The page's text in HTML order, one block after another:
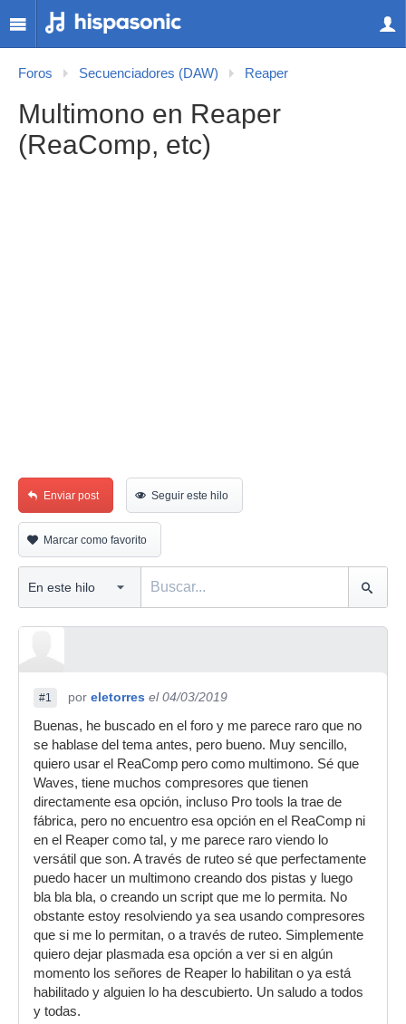
Foros Secuenciadores (DAW) Reaper
Multimono en Reaper
(ReaComp, etc)
Enviar post Seguir este hilo
Marcar como favorito
#1 por eletorres el 04/03/2019
Buenas, he buscado en el foro y me parece raro que no
se hablase del tema antes, pero bueno. Muy sencillo,
quiero usar el ReaComp pero como multimono. Sé que
Waves, tiene muchos compresores que tienen
directamente esa opción, incluso Pro tools la trae de
fábrica, pero no encuentro esa opción en el ReaComp ni
en el Reaper como tal, y me parece raro viendo lo
versátil que son. A través de ruteo sé que perfectamente
puedo hacer un multimono creando dos pistas y luego
bla bla bla, o creando un script que me lo permita. No
obstante estoy resolviendo ya sea usando compresores
que si me lo permitan, o a través de ruteo. Simplemente
quiero dejar plasmada esa opción a ver si en algún
momento los señores de Reaper lo habilitan o ya está
habilitado y alguien lo ha descubierto. Un saludo a todos
y todas.